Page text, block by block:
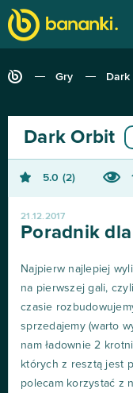
Gry
Dark Orbit
5.0 2
21.12.2017
Poradnik
Najpierw najlepiej
na pierwszej gali,
czasie
sprzedajemy (warto
nam ładownie 2
których z resztą jest
polecam korzystać z